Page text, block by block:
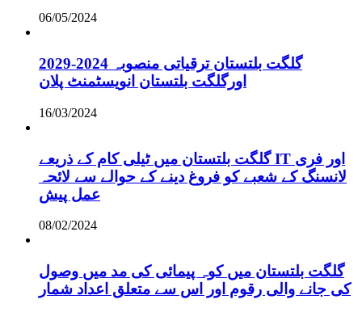
06/05/2024
گلگت بلتستان ترقیاتی منصوبہ 2024-2029
اورگلگت بلتستان انویسٹمنٹ پلان
16/03/2024
گلگت بلتستان میں ٹیلی کام کے ذریعے IT اور فری
لانسنگ کے شعبے کو فروغ دینے کے حوالے سے لائحہ
عمل پیش
08/02/2024
گلگت بلتستان میں کوہ پیمائی کی مد میں وصول
کی جانے والی رقوم اور اس سے متعلق اعداد شمار